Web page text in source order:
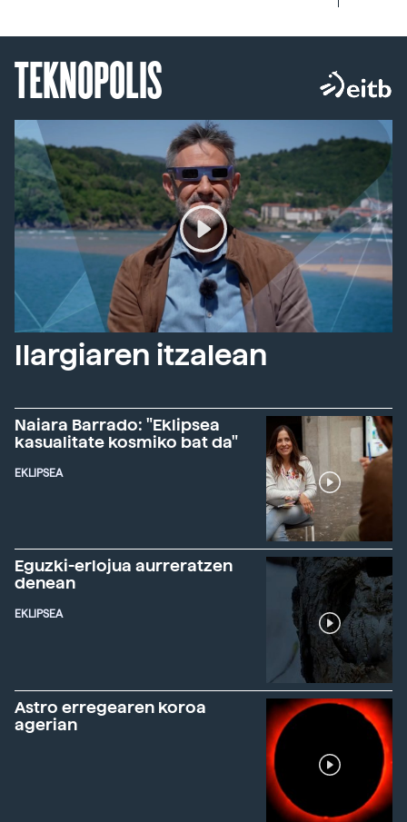
TEKNOPOLIS
Ilargiaren itzalean
Naiara Barrado: "Eklipsea
kasualitate kosmiko bat da"
EKLIPSEA
Eguzki-erlojua aurreratzen
denean
EKLIPSEA
Astro erregearen koroa
agerian